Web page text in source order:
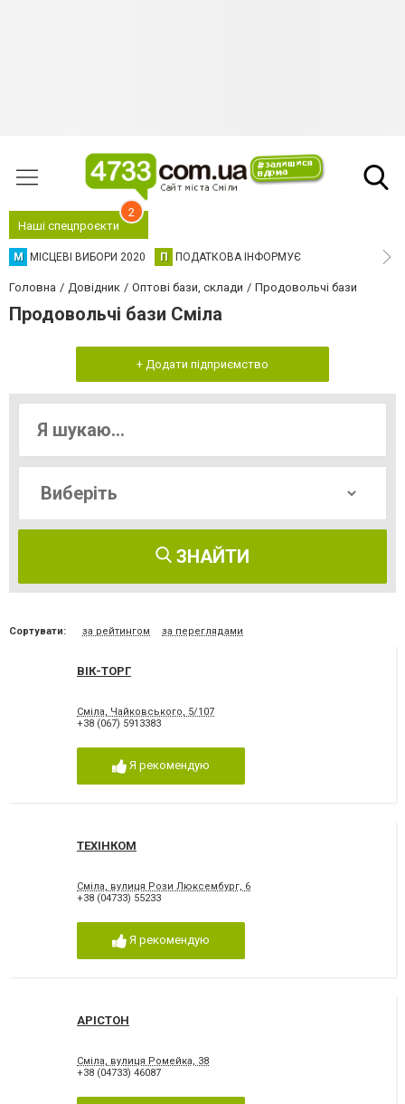
Наші спецпроєкти
2
М МІСЦЕВІ ВИБОРИ 2020 П ПОДАТКОВА ІНФОРМУЄ
Головна Довідник Оптові бази, склади Продовольчі бази
Продовольчі бази Сміла
+ Додати підприємство
ЗНАЙТИ
Сортувати: за рейтингом за переглядами
ВІК-ТОРГ
Сміла, Чайковського, 5/107
+38 (067) 5913383
Я рекомендую
ТЕХІНКОМ
Сміла, вулиця Рози Люксембург, 6
+38 (04733) 55233
Я рекомендую
АРІСТОН
Сміла, вулиця Ромейка, 38
+38 (04733) 46087